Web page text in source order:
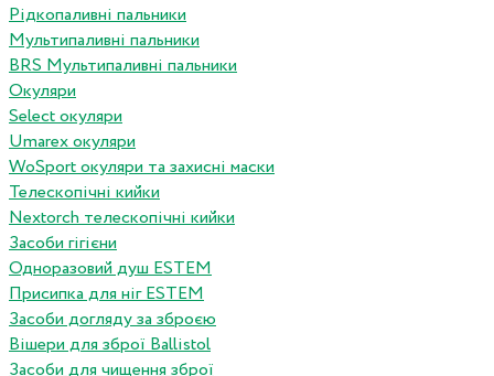
Рідкопаливні пальники
Мультипаливні пальники
BRS Мультипаливні пальники
Окуляри
Select окуляри
Umarex окуляри
WoSport окуляри та захисні маски
Телескопічні кийки
Nextorch телескопічні кийки
Засоби гігієни
Одноразовий душ ESTEM
Присипка для ніг ESTEM
Засоби догляду за зброєю
Вішери для зброї Ballistol
Засоби для чищення зброї